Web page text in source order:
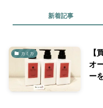
新着記事
カミカ
【
オ
ー